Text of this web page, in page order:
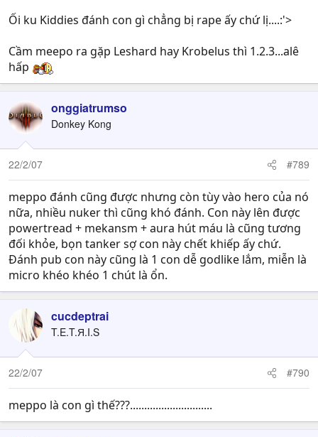
Ối ku Kiddies đánh con gì chẳng bị rape ấy chứ lị....:'>
Cầm meepo ra gặp Leshard hay Krobelus thì 1.2.3...alê
hấp
onggiatrumso
Donkey Kong
22/2/07 #789
meppo đánh cũng được nhưng còn tùy vào hero của nó
nữa, nhiều nuker thì cũng khó đánh. Con này lên được
powertread + mekansm + aura hút máu là cũng tương
đối khỏe, bọn tanker sợ con này chết khiếp ấy chứ.
Đánh pub con này cũng là 1 con dễ godlike lắm, miễn là
micro khéo khéo 1 chút là ổn.
cucdeptrai
T.E.T.Я.I.S
22/2/07 #790
meppo là con gì thế???.............................